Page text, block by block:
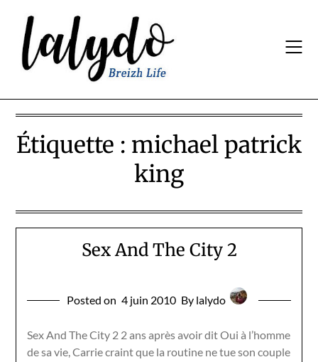
content
Étiquette : michael patrick
king
Sex And The City 2
Posted on 4 juin 2010 By lalydo
Sex And The City 2 2 ans après avoir dit Oui à l’homme
de sa vie, Carrie craint que la routine ne tue son couple